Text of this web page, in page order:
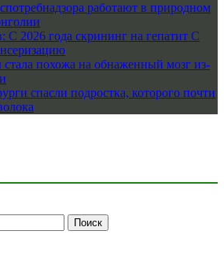
работают в природном
С 2026 года скрининг на гепатит С
похожа на обнаженный мозг из-
спасли подростка, которого почти